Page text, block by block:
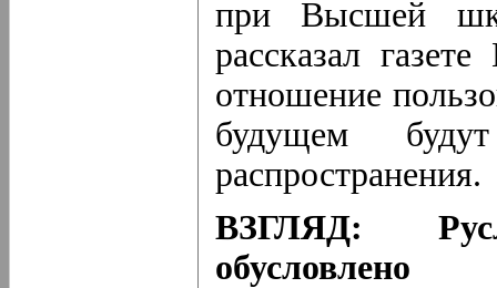
при Высшей
рассказал
отношение
будущем
распространения.
ВЗГЛЯД: